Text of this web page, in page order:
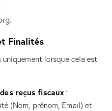
.
Finalités
lorsque cela est
reçus fiscaux :
(Nom, prénom, Email) et